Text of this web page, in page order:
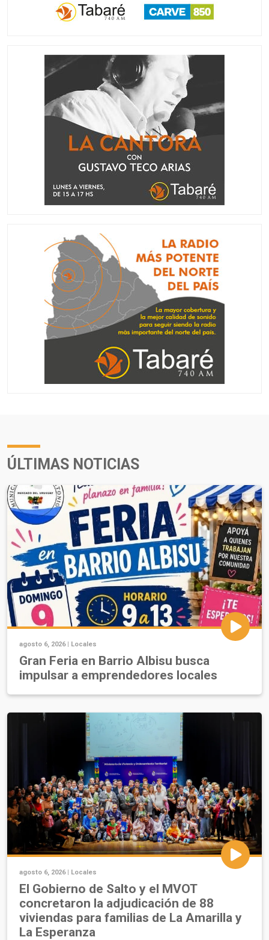
ÚLTIMAS NOTICIAS
agosto 6, 2026 | Locales
Gran Feria en Barrio Albisu busca
impulsar a emprendedores locales
agosto 6, 2026 | Locales
El Gobierno de Salto y el MVOT
concretaron la adjudicación de 88
viviendas para familias de La Amarilla y
La Esperanza